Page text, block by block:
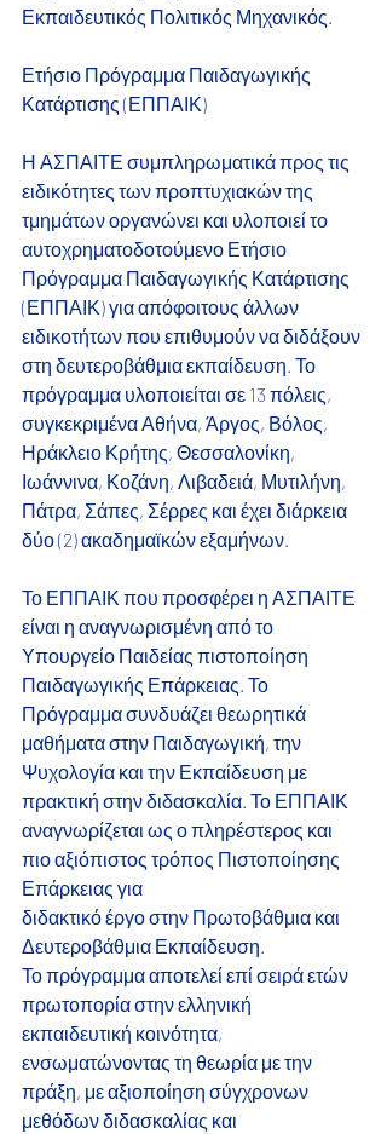
Εκπαιδευτικός Πολιτικός Μηχανικός.
Ετήσιο Πρόγραμμα Παιδαγωγικής
Κατάρτισης (ΕΠΠΑΙΚ)
Η ΑΣΠΑΙΤΕ συμπληρωματικά προς τις
ειδικότητες των προπτυχιακών της
τμημάτων οργανώνει και υλοποιεί το
αυτοχρηματοδοτούμενο Ετήσιο
Πρόγραμμα Παιδαγωγικής Κατάρτισης
(ΕΠΠΑΙΚ) για απόφοιτους άλλων
ειδικοτήτων που επιθυμούν να διδάξουν
στη δευτεροβάθμια εκπαίδευση. Το
πρόγραμμα υλοποιείται σε 13 πόλεις,
συγκεκριμένα Αθήνα, Άργος, Βόλος,
Ηράκλειο Κρήτης, Θεσσαλονίκη,
Ιωάννινα, Κοζάνη, Λιβαδειά, Μυτιλήνη,
Πάτρα, Σάπες, Σέρρες και έχει διάρκεια
δύο (2) ακαδημαϊκών εξαμήνων.
Το ΕΠΠΑΙΚ που προσφέρει η ΑΣΠΑΙΤΕ
είναι η αναγνωρισμένη από το
Υπουργείο Παιδείας πιστοποίηση
Παιδαγωγικής Επάρκειας. Το
Πρόγραμμα συνδυάζει θεωρητικά
μαθήματα στην Παιδαγωγική, την
Ψυχολογία και την Εκπαίδευση με
πρακτική στην διδασκαλία. Το ΕΠΠΑΙΚ
αναγνωρίζεται ως ο πληρέστερος και
πιο αξιόπιστος τρόπος Πιστοποίησης
Επάρκειας για
διδακτικό έργο στην Πρωτοβάθμια και
Δευτεροβάθμια Εκπαίδευση.
Το πρόγραμμα αποτελεί επί σειρά ετών
πρωτοπορία στην ελληνική
εκπαιδευτική κοινότητα,
ενσωματώνοντας τη θεωρία με την
πράξη, με αξιοποίηση σύγχρονων
μεθόδων διδασκαλίας και